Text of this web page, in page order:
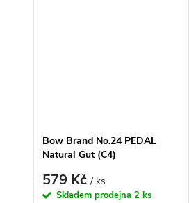
Bow Brand No.24 PEDAL
Natural Gut (C4)
579 Kč/ ks
Skladem prodejna 2 ks